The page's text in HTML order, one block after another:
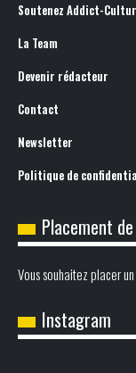
Soutenez Addict-
La Team
Devenir rédacteur
Contact
Newsletter
Politique de
Placement
Vous souhaitez placer
Instagram